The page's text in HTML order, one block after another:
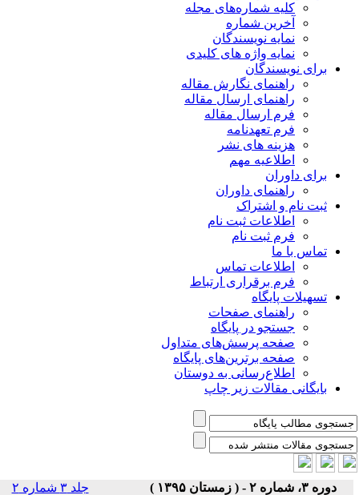
کلیه شماره‌های مجله
آخرین شماره
نمایه نویسندگان
نمایه واژه های کلیدی
برای نویسندگان
راهنمای نگارش مقاله
راهنمای ارسال مقاله
فرم ارسال مقاله
فرم تعهدنامه
هزینه های نشر
اطلاعیه مهم
برای داوران
راهنمای داوران
ثبت نام و اشتراک
اطلاعات ثبت نام
فرم ثبت نام
تماس با ما
اطلاعات تماس
فرم برقراری ارتباط
تسهیلات پایگاه
راهنمای صفحات
جستجو در پایگاه
صفحه پرسش‌های متداول
صفحه برترین‌های پایگاه
اطلاع‌رسانی به دوستان
بایگانی مقالات زیر چاپ
دوره ۳، شماره ۲ - ( زمستان ۱۳۹۵ )
جلد ۳ شماره ۲